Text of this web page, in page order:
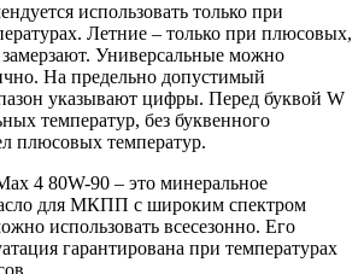
использовать только при
Летние – только при плюсовых,
Универсальные можно
На предельно допустимый
указывают цифры. Перед буквой W
температур, без буквенного
плюсовых температур.
4 80W-90 – это минеральное
для МКПП с широким спектром
использовать всесезонно. Его
гарантирована при температурах